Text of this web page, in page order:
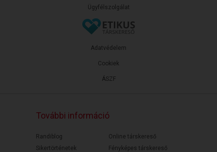
Ügyfélszolgálat
ÁSZF
Adatvédelem
Cookiek
További információ
Randiblog
Sikertörténetek
Online társkereső
Fényképes társkereső